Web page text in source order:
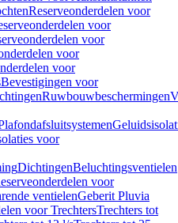
Reserveonderdelen voor
voor
voor
voor
voor
Bevestigingen voor
Ruwbouwbeschermingen
voor
DichtingenBeluchtingsventielen
voor
ventielenGeberit Pluvia
voor TrechtersTrechters tot